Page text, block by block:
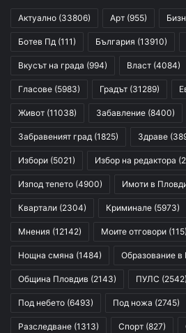
Актуално (33806) Арт (955)
Ботев Пд (111) България (13910)
Вкусът на града (994) Власт (4084)
Гласове (5983) Градът (31289)
Живот (11038) Забавление (8400)
Забравеният град (1825) Здраве
Избори (5021) Избор на редактора
Изпод тепето (4900) Имоти в
Квартали (2304) Криминале (5973)
Мнения (12142) Моите отговори (115)
Нощна смяна (1484) Образование в
Община Пловдив (2143) ПУЛС (2542)
Под небето (6493) Под ножа (2745)
Разследване (1313) Спорт (827)